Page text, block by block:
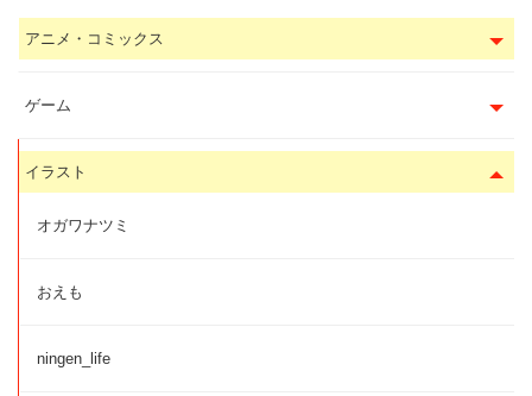
アニメ・コミックス
ゲーム
イラスト
オガワナツミ
おえも
ningen_life